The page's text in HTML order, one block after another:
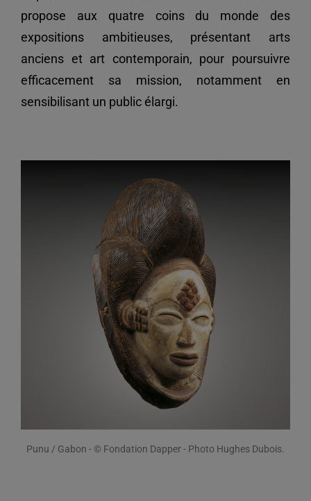
propose aux quatre coins du monde des
expositions ambitieuses, présentant arts
anciens et art contemporain, pour poursuivre
efficacement sa mission, notamment en
sensibilisant un public élargi.
Punu / Gabon - © Fondation Dapper - Photo Hughes Dubois.